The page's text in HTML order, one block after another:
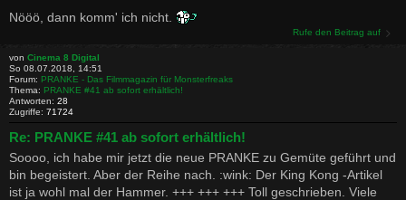
Nööö, dann komm' ich nicht.
Rufe den Beitrag auf
von Cinema 8 Digital
So 08.07.2018, 14:51
Forum: PRANKE - Das Filmmagazin für Monsterfreaks
Thema: PRANKE #41 ab sofort erhältlich!
Antworten: 28
Zugriffe: 71724
Re: PRANKE #41 ab sofort erhältlich!
Soooo, ich habe mir jetzt die neue PRANKE zu Gemüte geführt und
bin begeistert. Aber der Reihe nach. :wink: Der King Kong -Artikel
ist ja wohl mal der Hammer. +++ +++ +++ Toll geschrieben. Viele